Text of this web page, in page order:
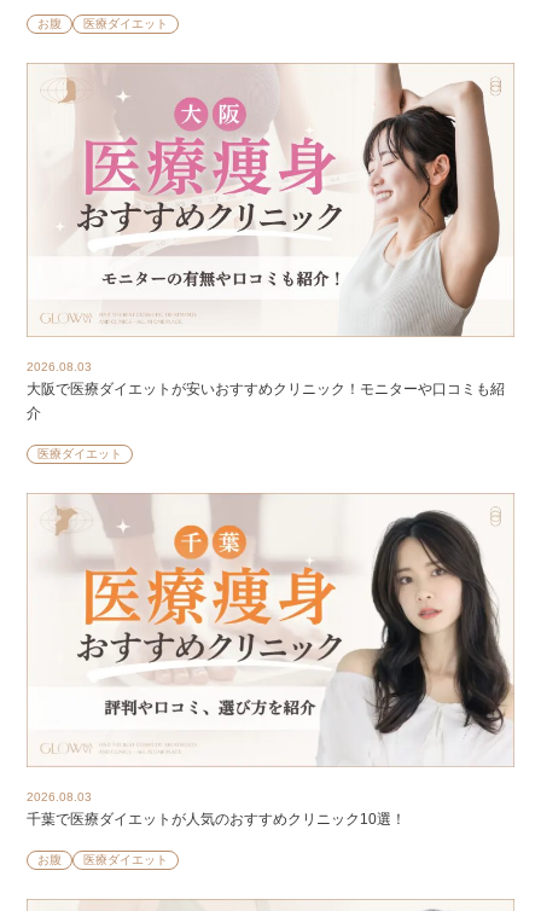
お腹 医療ダイエット
2026.08.03
大阪で医療ダイエットが安いおすすめクリニック！モニターや口コミも紹
介
医療ダイエット
2026.08.03
千葉で医療ダイエットが人気のおすすめクリニック10選！
お腹 医療ダイエット